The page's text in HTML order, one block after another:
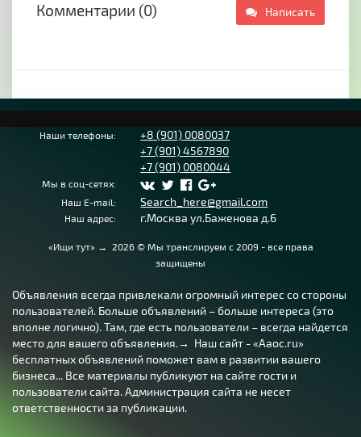
Комментарии (0) Написать
Наши телефоны:
+8 (901) 0080037
+7 (901) 4567890
+7 (901) 0080044
Мы в соц-сетях:
Наш E-mail:
Search_here@gmail.com
Наш адрес: г.Москва ул.Баженова д.6
«Ищи тут» → 2026© Мы транслируем с 2009 - все права
защищены
Объявления всегда привлекали огромный интерес со стороны
пользователей. Больше объявлений – больше интереса (это
вполне логично). Там, где есть пользователи – всегда найдется
место для вашего объявления.→ Наш сайт - «Aaoc.ru»
бесплатных объявлений поможет вам в развитии вашего
бизнеса... Все материалы публикуют на сайте гости и
пользователи сайта. Администрация сайта не несет
ответственности за публикации.